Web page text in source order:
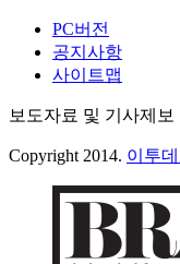
PC버전
공지사항
사이트맵
보도자료 및 기사제보
Copyright 2014. 이투